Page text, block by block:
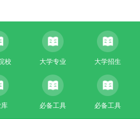
校 大学专业 大学招生
必备工具 必备工具